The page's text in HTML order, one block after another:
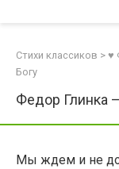
Стихи классиков > ♥
Богу
Федор Глинка
Мы ждем и не